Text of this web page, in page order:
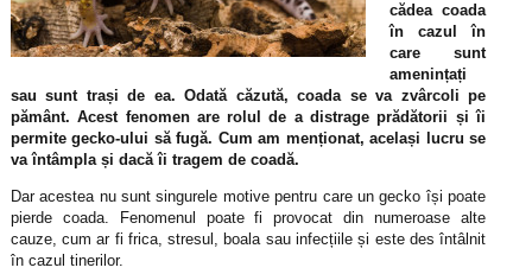
cădea coada
în cazul în
care sunt
amenințați
sau sunt trași de ea. Odată căzută, coada se va zvârcoli pe
pământ. Acest fenomen are rolul de a distrage prădătorii și îi
permite gecko-ului să fugă. Cum am menționat, același lucru se
va întâmpla și dacă îi tragem de coadă.
Dar acestea nu sunt singurele motive pentru care un gecko își poate
pierde coada. Fenomenul poate fi provocat din numeroase alte
cauze, cum ar fi frica, stresul, boala sau infecțiile și este des întâlnit
în cazul tinerilor.